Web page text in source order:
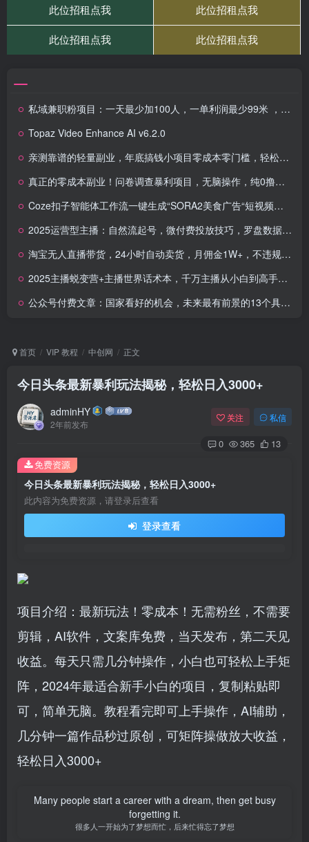
私域兼职粉项目：一天最少加100人，一单利润最少99米 ，新手小白也能每天进账小1k+
Topaz Video Enhance AI v6.2.0
亲测靠谱的轻量副业，年底搞钱小项目零成本零门槛，轻松躺赚几十上百元
真正的零成本副业！问卷调查暴利项目，无脑操作，纯0撸，收益稳定，每天轻松日入100+
Coze扣子智能体工作流一键生成“SORA2美食广告“短视频，全流程保姆级教学
2025运营型主播：自然流起号，微付费投放技巧，罗盘数据深度解析(7月更新)
淘宝无人直播带货，24小时自动卖货，月佣金1W+，不违规不封号，不用露脸
2025主播蜕变营+主播世界话术本，千万主播从小白到高手必修课
公众号付费文章：国家看好的机会，未来最有前景的13个具体消费赛道，政策解读掘金课
首页 VIP 教程 中创网 正文
今日头条最新暴利玩法揭秘，轻松日入3000+
adminHY
2年前发布
关注 私信
0 365 13
今日头条最新暴利玩法揭秘，轻松日入3000+
此内容为免费资源，请登录后查看
登录查看
免费资源
项目介绍：最新玩法！零成本！无需粉丝，不需要
剪辑，AI软件，文案库免费，当天发布，第二天见
收益。每天只需几分钟操作，小白也可轻松上手矩
阵，2024年最适合新手小白的项目，复制粘贴即
可，简单无脑。教程看完即可上手操作，AI辅助，
几分钟一篇作品秒过原创，可矩阵操做放大收益，
轻松日入3000+
Many people start a career with a dream, then get busy
forgetting it.
很多人一开始为了梦想而忙，后来忙得忘了梦想